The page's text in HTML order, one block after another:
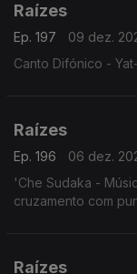
Raízes
Ep. 197
09 dez.
Canto Difónico -
Raízes
Ep. 196
06 dez.
'Che Sudaka -
cruzamento com
Raízes